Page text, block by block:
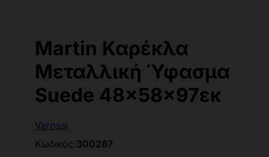
Martin Καρέκλα
Μεταλλική Ύφασμα
Suede 48x58x97εκ
Varossi
Κωδικός:300287